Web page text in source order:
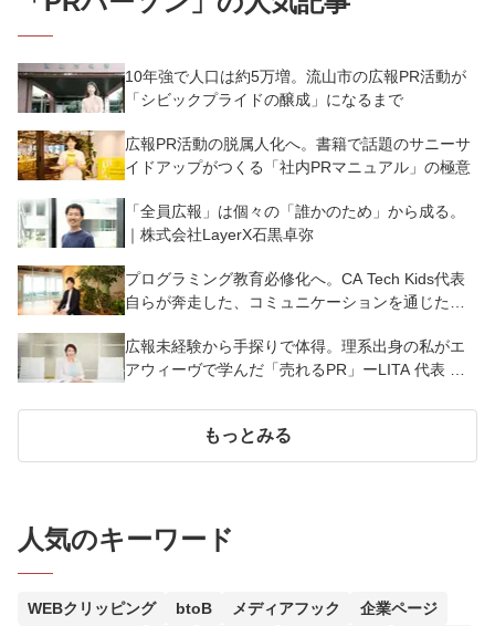
10年強で人口は約5万増。流山市の広報PR活動が
「シビックプライドの醸成」になるまで
広報PR活動の脱属人化へ。書籍で話題のサニーサ
イドアップがつくる「社内PRマニュアル」の極意
「全員広報」は個々の「誰かのため」から成る。
｜株式会社LayerX石黒卓弥
プログラミング教育必修化へ。CA Tech Kids代表
自らが奔走した、コミュニケーションを通じた世
広報未経験から手探りで体得。理系出身の私がエ
アウィーヴで学んだ「売れるPR」ーLITA 代表 笹
もっとみる
人気のキーワード
WEBクリッピング btoB メディアフック
企業ページ